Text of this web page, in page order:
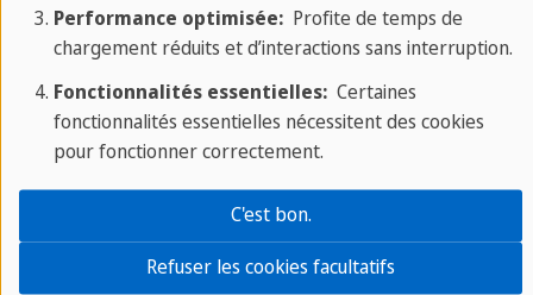
À propos de SPRACHCAFFE
Lun - ven : 9am - 6pm CEST
+33 412 394 765
Performance optimisée:Profite de temps de
chargement réduits et d’interactions sans interruption.
Fonctionnalités essentielles:Certaines
fonctionnalités essentielles nécessitent des cookies
pour fonctionner correctement.
Refuser les cookies facultatifs
C'est bon.